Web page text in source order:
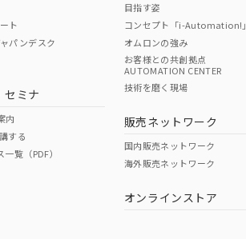
O O
ト
パンデスク
セミナ
内
する
覧（PDF）
目指す姿
コンセプト「i-Automation!」
オムロンの強み
お客様との共創拠点
AUTOMATION CENTER
技術を磨く現場
販売ネットワーク
国内販売ネットワーク
海外販売ネットワーク
オンラインストア